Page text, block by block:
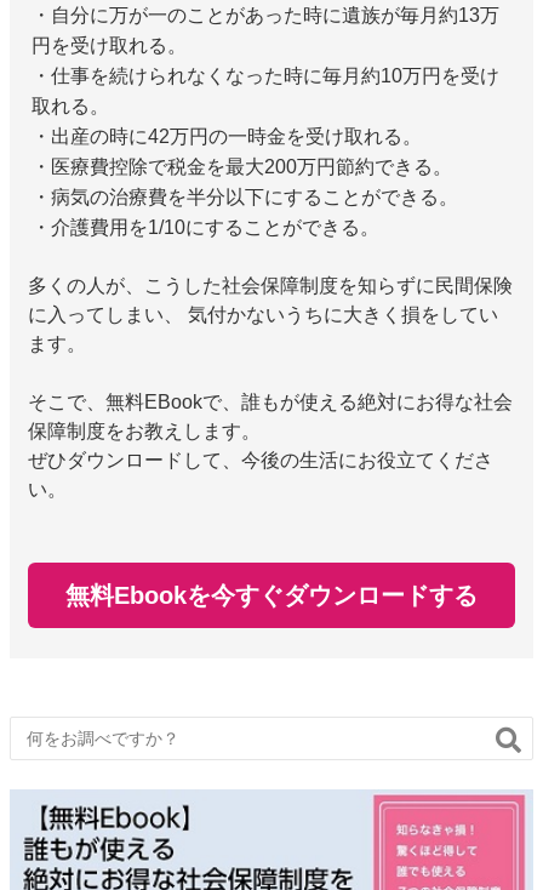
・自分に万が一のことがあった時に遺族が毎月約13万
円を受け取れる。
・仕事を続けられなくなった時に毎月約10万円を受け
取れる。
・出産の時に42万円の一時金を受け取れる。
・医療費控除で税金を最大200万円節約できる。
・病気の治療費を半分以下にすることができる。
・介護費用を1/10にすることができる。
多くの人が、こうした社会保障制度を知らずに民間保険
に入ってしまい、 気付かないうちに大きく損をしてい
ます。
そこで、無料EBookで、誰もが使える絶対にお得な社会
保障制度をお教えします。
ぜひダウンロードして、今後の生活にお役立てくださ
い。
無料Ebookを今すぐダウンロードする